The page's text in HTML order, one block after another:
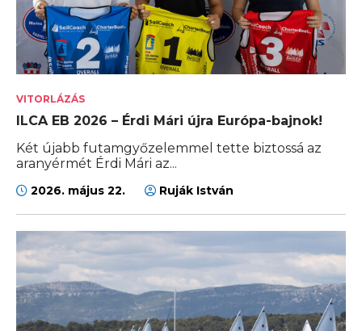
VITORLÁZÁS
ILCA EB 2026 – Érdi Mári újra Európa-bajnok!
Két újabb futamgyőzelemmel tette biztossá az
aranyérmét Érdi Mári az...
2026. május 22. Ruják István